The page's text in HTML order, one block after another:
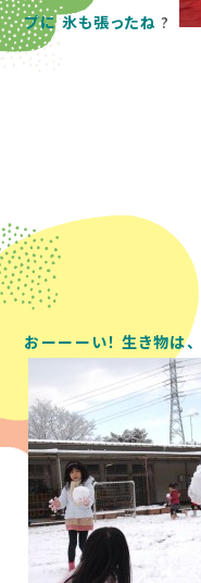
プに 氷も張ったね ?
おーーーい！ 生き物は、